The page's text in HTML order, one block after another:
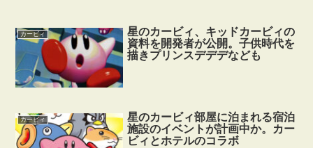
カービィ
星のカービィ、キッドカービィの
資料を開発者が公開。子供時代を
描きプリンスデデデなども
カービィ
星のカービィ部屋に泊まれる宿泊
施設のイベントが計画中か。カー
ビィとホテルのコラボ